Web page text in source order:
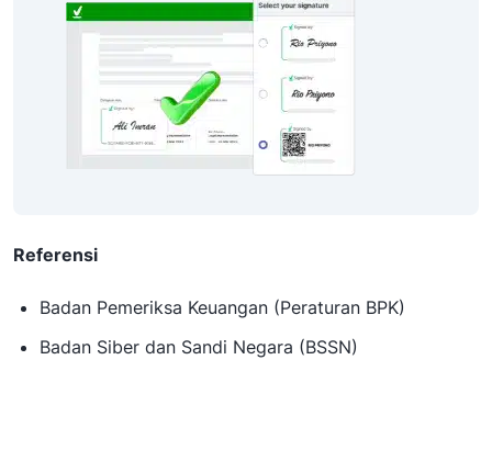
Referensi
Badan Pemeriksa Keuangan (Peraturan BPK)
Badan Siber dan Sandi Negara (BSSN)